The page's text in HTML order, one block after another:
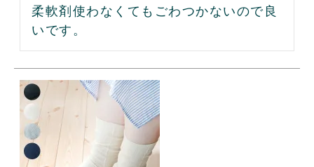
柔軟剤使わなくてもごわつかないので良
いです。